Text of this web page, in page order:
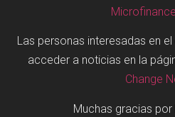
Las personas interesadas en
acceder a noticias en la
Change
Muchas gracias por